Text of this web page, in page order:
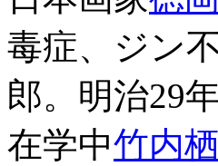
毒症、ジン
郎。明治29
在学中竹内